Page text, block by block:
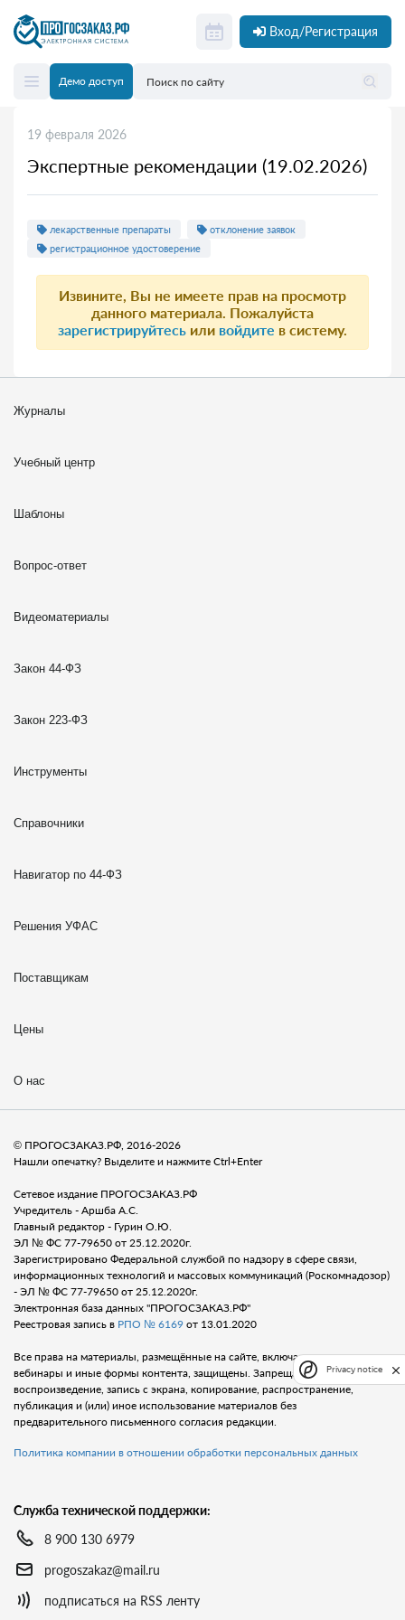
Вход/Регистрация
Демо доступ
19 февраля 2026
Экспертные рекомендации (19.02.2026)
лекарственные препараты
отклонение заявок
регистрационное удостоверение
Извините, Вы не имеете прав на просмотр
данного материала. Пожалуйста
зарегистрируйтесь или войдите в систему.
Журналы
Учебный центр
Шаблоны
Вопрос-ответ
Видеоматериалы
Закон 44-ФЗ
Закон 223-ФЗ
Инструменты
Справочники
Навигатор по 44-ФЗ
Решения УФАС
Поставщикам
Цены
О нас
© ПРОГОСЗАКАЗ.РФ, 2016-2026
Нашли опечатку? Выделите и нажмите Ctrl+Enter
Сетевое издание ПРОГОСЗАКАЗ.РФ
Учредитель - Аршба А.С.
Главный редактор - Гурин О.Ю.
ЭЛ № ФС 77-79650 от 25.12.2020г.
Зарегистрировано Федеральной службой по надзору в сфере связи,
информационных технологий и массовых коммуникаций (Роскомнадозор)
- ЭЛ № ФС 77-79650 от 25.12.2020г.
Электронная база данных "ПРОГОСЗАКАЗ.РФ"
Реестровая запись в РПО № 6169 от 13.01.2020
Все права на материалы, размещённые на сайте, включая тексты, видео,
вебинары и иные формы контента, защищены. Запрещается любое
воспроизведение, запись с экрана, копирование, распространение,
публикация и (или) иное использование материалов без
предварительного письменного согласия редакции.
Политика компании в отношении обработки персональных данных
Служба технической поддержки:
8 900 130 6979
progoszakaz@mail.ru
подписаться на RSS ленту
Privacy notice